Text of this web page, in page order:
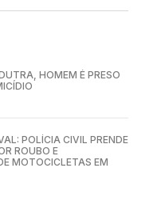
HOMEM É PRESO
POLÍCIA CIVIL PRENDE
ROUBO E
MOTOCICLETAS EM